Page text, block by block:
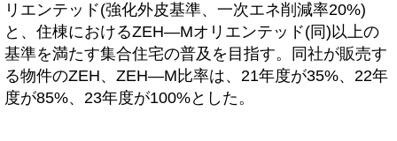
リエンテッド(強化外皮基準、一次エネ削減率20%)
と、住棟におけるZEH―Mオリエンテッド(同)以上の
基準を満たす集合住宅の普及を目指す。同社が販売す
る物件のZEH、ZEH―M比率は、21年度が35%、22年
度が85%、23年度が100%とした。